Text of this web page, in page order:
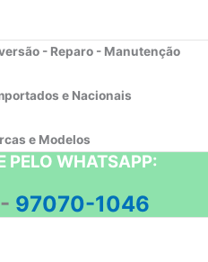
- Reparo - Manutenção
e Nacionais
e Modelos
PELO WHATSAPP:
- 97070-1046